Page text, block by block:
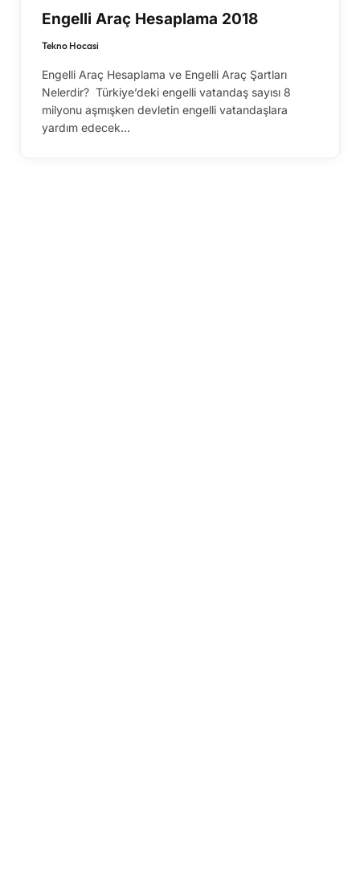
Engelli Araç Hesaplama 2018
Tekno Hocasi
Engelli Araç Hesaplama ve Engelli Araç Şartları
Nelerdir? Türkiye’deki engelli vatandaş sayısı 8
milyonu aşmışken devletin engelli vatandaşlara
yardım edecek…